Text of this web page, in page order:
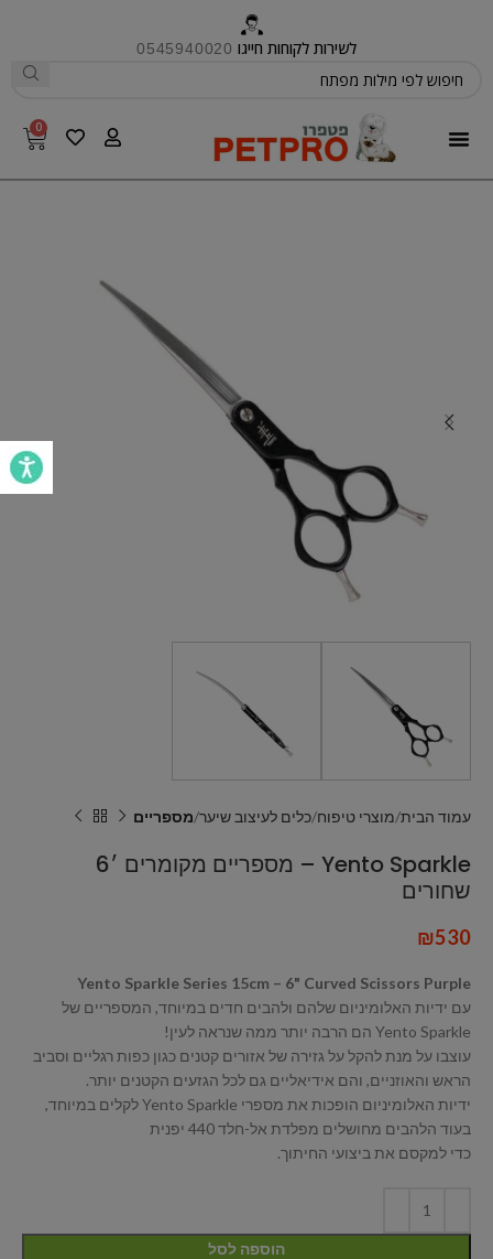
לשירות לקוחות חייגו 0545940020
0
עמוד הבית מוצרי טיפוח כלים לעיצוב שיער מספריים
Yento Sparkle – מספריים מקומרים ׳6
שחורים
₪530
Yento Sparkle Series 15cm – 6" Curved Scissors Purple
עם ידיות האלומיניום שלהם ולהבים חדים במיוחד, המספריים של
Yento Sparkle הם הרבה יותר ממה שנראה לעין!
עוצבו על מנת להקל על גזירה של אזורים קטנים כגון כפות רגליים וסביב
הראש והאוזניים, והם אידיאליים גם לכל הגזעים הקטנים יותר.
ידיות האלומיניום הופכות את מספרי Yento Sparkle לקלים במיוחד,
בעוד הלהבים מחושלים מפלדת אל-חלד 440 יפנית
כדי למקסם את ביצועי החיתוך.
הוספה לסל